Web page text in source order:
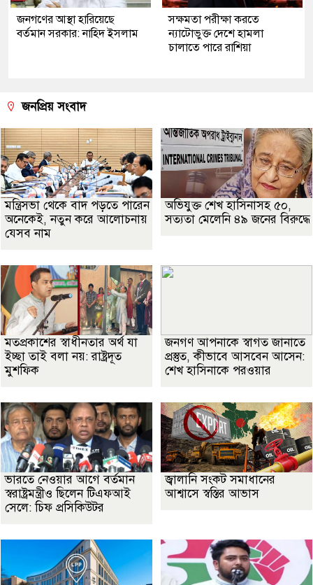
জনগণের আস্থা হারিয়েছে
বর্তমান সরকার: নাহিদ ইসলাম
সক্ষমতা পরীক্ষা করতে
ন্যাটোভুক্ত দেশে হামলা
চালাতে পারে রাশিয়া
জনপ্রিয় সংবাদ
মন্ত্রিসভা থেকে বাদ পড়তে পারেন
অনেকেই, নতুন করে আলোচনায়
যেসব নাম
অভিযুক্ত শেখ হাসিনাসহ ৫০,
সত্যতা মেলেনি ৪৯ জনের বিরুদ্ধে
মতপ্রকাশের স্বাধীনতার অর্থ যা
ইচ্ছা তাই বলা নয়: রাষ্ট্রদূত
মুশফিক
জনগণ আপনাকে স্বাগত জানাতে
প্রস্তুত, কীভাবে আসবেন আসেন:
শেখ হাসিনাকে পরওয়ার
ভারতে নেওয়ার আগে বর্তমান
স্বরাষ্ট্রমন্ত্রীও ছিলেন টিএফআই
সেলে: চিফ প্রসিকিউটর
জ্বালানি সংকট সমাধানের
আশ্বাসে স্বস্তির আভাস